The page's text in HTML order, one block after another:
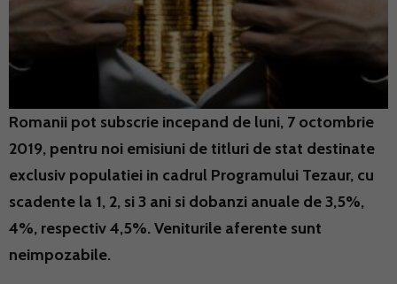
Romanii pot subscrie incepand de luni, 7 octombrie
2019, pentru noi emisiuni de titluri de stat destinate
exclusiv populatiei in cadrul Programului Tezaur, cu
scadente la 1, 2, si 3 ani si dobanzi anuale de 3,5%,
4%, respectiv 4,5%. Veniturile aferente sunt
neimpozabile.